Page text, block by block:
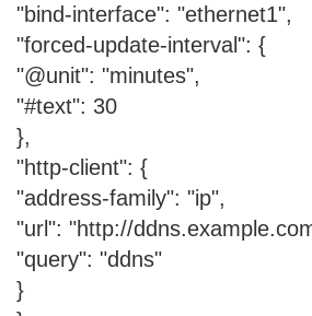
"bind-interface": "ethernet1",
"forced-update-interval": {
"@unit": "minutes",
"#text": 30
},
"http-client": {
"address-family": "ip",
"url": "http://
"query": "ddns"
}